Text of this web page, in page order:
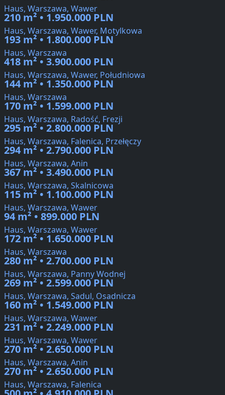
Haus, Warszawa, Wawer
210 m² • 1.950.000 PLN
Haus, Warszawa, Wawer, Motylkowa
193 m² • 1.800.000 PLN
Haus, Warszawa
418 m² • 3.900.000 PLN
Haus, Warszawa, Wawer, Południowa
144 m² • 1.350.000 PLN
Haus, Warszawa
170 m² • 1.599.000 PLN
Haus, Warszawa, Radość, Frezji
295 m² • 2.800.000 PLN
Haus, Warszawa, Falenica, Przełęczy
294 m² • 2.790.000 PLN
Haus, Warszawa, Anin
367 m² • 3.490.000 PLN
Haus, Warszawa, Skalnicowa
115 m² • 1.100.000 PLN
Haus, Warszawa, Wawer
94 m² • 899.000 PLN
Haus, Warszawa, Wawer
172 m² • 1.650.000 PLN
Haus, Warszawa
280 m² • 2.700.000 PLN
Haus, Warszawa, Panny Wodnej
269 m² • 2.599.000 PLN
Haus, Warszawa, Sadul, Osadnicza
160 m² • 1.549.000 PLN
Haus, Warszawa, Wawer
231 m² • 2.249.000 PLN
Haus, Warszawa, Wawer
270 m² • 2.650.000 PLN
Haus, Warszawa, Anin
270 m² • 2.650.000 PLN
Haus, Warszawa, Falenica